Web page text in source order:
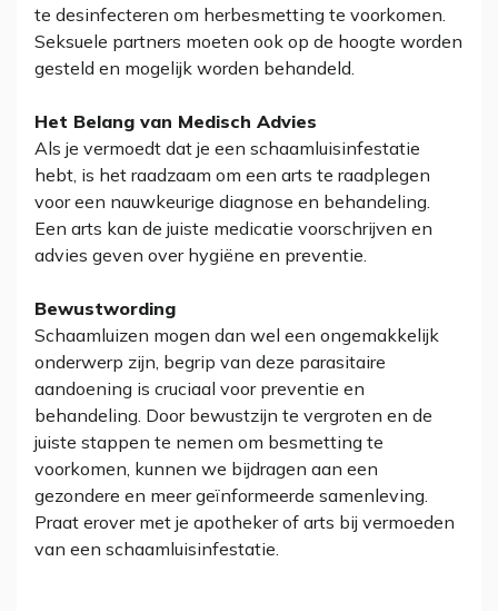
te desinfecteren om herbesmetting te voorkomen.
Seksuele partners moeten ook op de hoogte worden
gesteld en mogelijk worden behandeld.
Het Belang van Medisch Advies
Als je vermoedt dat je een schaamluisinfestatie
hebt, is het raadzaam om een arts te raadplegen
voor een nauwkeurige diagnose en behandeling.
Een arts kan de juiste medicatie voorschrijven en
advies geven over hygiëne en preventie.
Bewustwording
Schaamluizen mogen dan wel een ongemakkelijk
onderwerp zijn, begrip van deze parasitaire
aandoening is cruciaal voor preventie en
behandeling. Door bewustzijn te vergroten en de
juiste stappen te nemen om besmetting te
voorkomen, kunnen we bijdragen aan een
gezondere en meer geïnformeerde samenleving.
Praat erover met je apotheker of arts bij vermoeden
van een schaamluisinfestatie.